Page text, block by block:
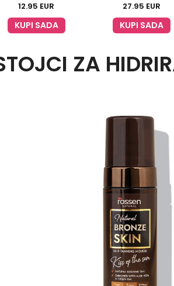
12.95 EUR
KUPI SADA
27.95 EUR
KUPI SADA
ZA